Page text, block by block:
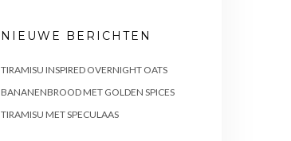
NIEUWE BERICHTEN
TIRAMISU INSPIRED OVERNIGHT OATS
BANANENBROOD MET GOLDEN SPICES
TIRAMISU MET SPECULAAS